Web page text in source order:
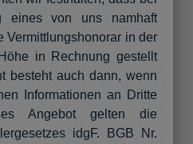
eines von uns namhaft
Vermittlungshonorar in der
in Rechnung gestellt
besteht auch dann, wenn
Informationen an Dritte
Angebot gelten die
idgF. BGB Nr.